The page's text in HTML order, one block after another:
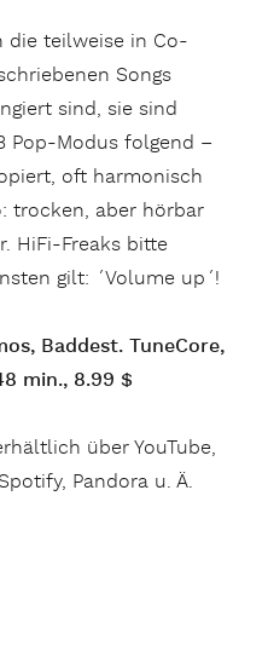
die teilweise in Co-
Songs
sind, sie sind
Pop-Modus folgend –
oft harmonisch
trocken, aber hörbar
HiFi-Freaks bitte
gilt: ´Volume up´!
Baddest. TuneCore,
min., 8.99 $
über YouTube,
Pandora u. Ä.